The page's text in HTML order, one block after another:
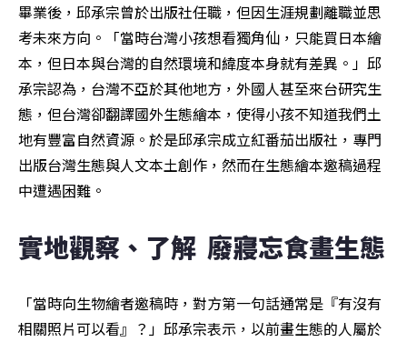
畢業後，邱承宗曾於出版社任職，但因生涯規劃離職並思
考未來方向。「當時台灣小孩想看獨角仙，只能買日本繪
本，但日本與台灣的自然環境和緯度本身就有差異。」邱
承宗認為，台灣不亞於其他地方，外國人甚至來台研究生
態，但台灣卻翻譯國外生態繪本，使得小孩不知道我們土
地有豐富自然資源。於是邱承宗成立紅番茄出版社，專門
出版台灣生態與人文本土創作，然而在生態繪本邀稿過程
中遭遇困難。
實地觀察、了解  廢寢忘食畫生態
「當時向生物繪者邀稿時，對方第一句話通常是『有沒有
相關照片可以看』？」邱承宗表示，以前畫生態的人屬於